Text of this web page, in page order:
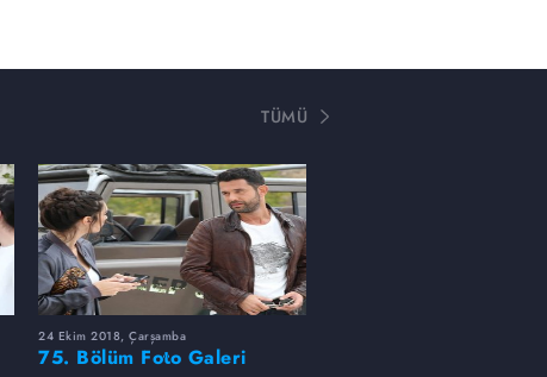
TÜMÜ
24 Ekim 2018, Çarşamba
75. Bölüm Foto Galeri